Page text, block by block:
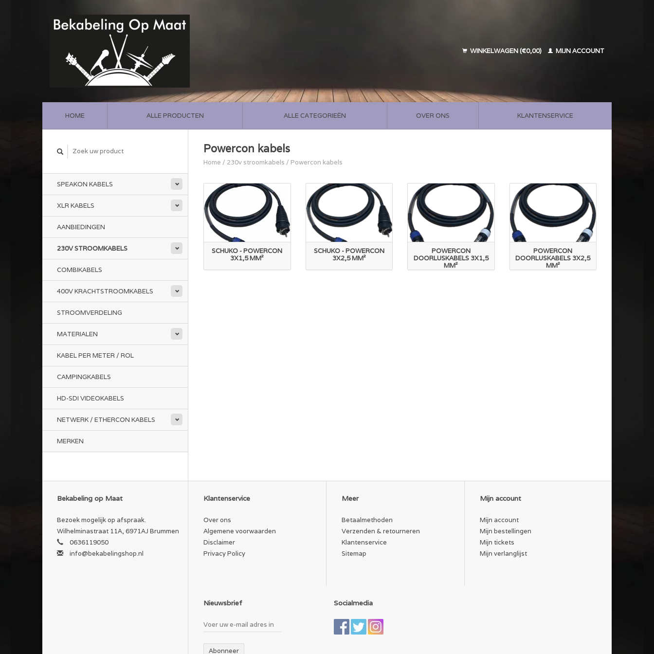
WINKELWAGEN (€0,00) MIJN ACCOUNT
HOME ALLE PRODUCTEN ALLE CATEGORIEËN OVER ONS KLANTENSERVICE
SPEAKON KABELS
XLR KABELS
AANBIEDINGEN
230V STROOMKABELS
COMBIKABELS
400V KRACHTSTROOMKABELS
STROOMVERDELING
MATERIALEN
KABEL PER METER / ROL
CAMPINGKABELS
HD-SDI VIDEOKABELS
NETWERK / ETHERCON KABELS
MERKEN
Powercon kabels
Home / 230v stroomkabels / Powercon kabels
SCHUKO - POWERCON
3X1,5 MM²
SCHUKO - POWERCON
3X2,5 MM²
POWERCON
DOORLUSKABELS 3X1,5
MM²
POWERCON
DOORLUSKABELS 3X2,5
MM²
Bekabeling op Maat
Bezoek mogelijk op afspraak.
Wilhelminastraat 11A, 6971AJ Brummen
0636119050
info@bekabelingshop.nl
Klantenservice
Over ons
Algemene voorwaarden
Disclaimer
Privacy Policy
Meer
Betaalmethoden
Verzenden & retourneren
Klantenservice
Sitemap
Mijn account
Mijn account
Mijn bestellingen
Mijn tickets
Mijn verlanglijst
Nieuwsbrief
Abonneer
Socialmedia